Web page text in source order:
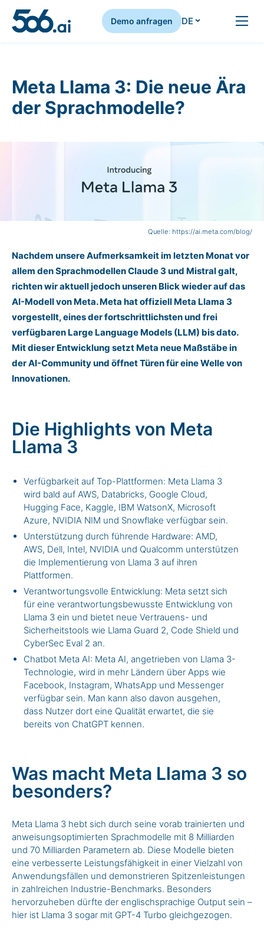
Demo anfragen DE
Meta Llama 3: Die neue Ära
der Sprachmodelle?
Quelle: https://ai.meta.com/blog/
Nachdem unsere Aufmerksamkeit im letzten Monat vor
allem den Sprachmodellen Claude 3 und Mistral galt,
richten wir aktuell jedoch unseren Blick wieder auf das
AI-Modell von Meta. Meta hat offiziell Meta Llama 3
vorgestellt, eines der fortschrittlichsten und frei
verfügbaren Large Language Models (LLM) bis dato.
Mit dieser Entwicklung setzt Meta neue Maßstäbe in
der AI-Community und öffnet Türen für eine Welle von
Innovationen.
Die Highlights von Meta
Llama 3
Verfügbarkeit auf Top-Plattformen: Meta Llama 3
wird bald auf AWS, Databricks, Google Cloud,
Hugging Face, Kaggle, IBM WatsonX, Microsoft
Azure, NVIDIA NIM und Snowflake verfügbar sein.
Unterstützung durch führende Hardware: AMD,
AWS, Dell, Intel, NVIDIA und Qualcomm unterstützen
die Implementierung von Llama 3 auf ihren
Plattformen.
Verantwortungsvolle Entwicklung: Meta setzt sich
für eine verantwortungsbewusste Entwicklung von
Llama 3 ein und bietet neue Vertrauens- und
Sicherheitstools wie Llama Guard 2, Code Shield und
CyberSec Eval 2 an.
Chatbot Meta AI: Meta AI, angetrieben von Llama 3-
Technologie, wird in mehr Ländern über Apps wie
Facebook, Instagram, WhatsApp und Messenger
verfügbar sein. Man kann also davon ausgehen,
dass Nutzer dort eine Qualität erwartet, die sie
bereits von ChatGPT kennen.
Was macht Meta Llama 3 so
besonders?
Meta Llama 3 hebt sich durch seine vorab trainierten und
anweisungsoptimierten Sprachmodelle mit 8 Milliarden
und 70 Milliarden Parametern ab. Diese Modelle bieten
eine verbesserte Leistungsfähigkeit in einer Vielzahl von
Anwendungsfällen und demonstrieren Spitzenleistungen
in zahlreichen Industrie-Benchmarks. Besonders
hervorzuheben dürfte der englischsprachige Output sein –
hier ist Llama 3 sogar mit GPT-4 Turbo gleichgezogen.